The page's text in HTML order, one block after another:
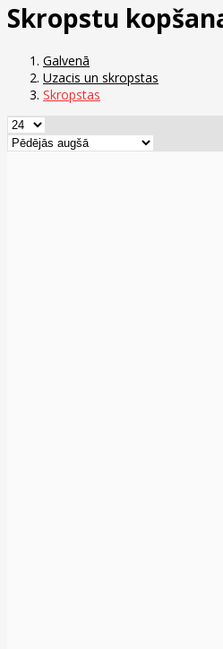
Skropstu
Galvenā
Uzacis un skropstas
Skropstas